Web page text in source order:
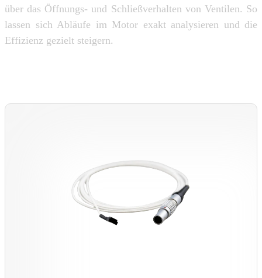
über das Öffnungs- und Schließverhalten von Ventilen. So
lassen sich Abläufe im Motor exakt analysieren und die
Effizienz gezielt steigern.